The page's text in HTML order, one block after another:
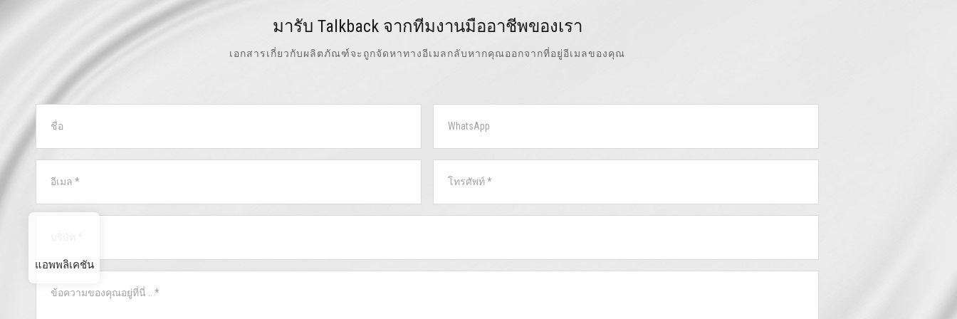
มารับ Talkback จากทีมงานมืออาชีพของเรา
เอกสารเกี่ยวกับผลิตภัณฑ์จะถูกจัดหาทางอีเมลกลับหากคุณออกจากที่อยู่อีเมลของคุณ
แอพพลิเคชัน